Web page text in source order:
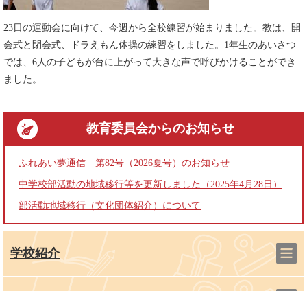
23日の運動会に向けて、今週から全校練習が始まりました。教は、開
会式と閉会式、ドラえもん体操の練習をしました。1年生のあいさつ
では、6人の子どもが台に上がって大きな声で呼びかけることができ
ました。
教育委員会からのお知らせ
ふれあい夢通信 第82号（2026夏号）のお知らせ
中学校部活動の地域移行等を更新しました（2025年4月28日）
部活動地域移行（文化団体紹介）について
学校紹介